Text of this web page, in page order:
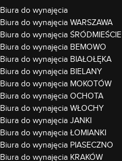
Biura do wynajęcia
Biura do wynajęcia WARSZAWA
Biura do wynajęcia ŚRÓDMIEŚCIE
Biura do wynajęcia BEMOWO
Biura do wynajęcia BIAŁOŁĘKA
Biura do wynajęcia BIELANY
Biura do wynajęcia MOKOTÓW
Biura do wynajęcia OCHOTA
Biura do wynajęcia WŁOCHY
Biura do wynajęcia JANKI
Biura do wynajęcia ŁOMIANKI
Biura do wynajęcia PIASECZNO
Biura do wynajęcia KRAKÓW